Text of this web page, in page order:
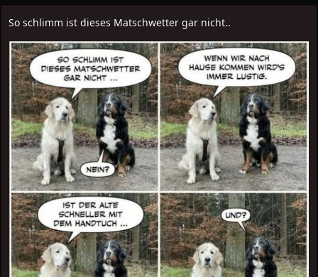
So schlimm ist dieses Matschwetter gar nicht..